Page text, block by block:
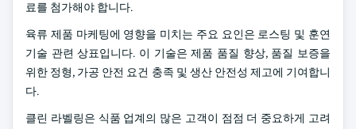
료를 첨가해야 합니다.
육류 제품 마케팅에 영향을 미치는 주요 요인은 로스팅 및 훈연
기술 관련 상표입니다. 이 기술은 제품 품질 향상, 품질 보증을
위한 정형, 가공 안전 요건 충족 및 생산 안전성 제고에 기여합니
다.
클린 라벨링은 식품 업계의 많은 고객이 점점 더 중요하게 고려